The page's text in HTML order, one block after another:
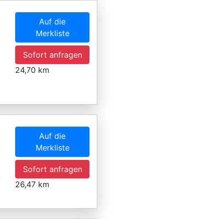
Auf die
Merkliste
Sofort anfragen
24,70 km
Auf die
Merkliste
Sofort anfragen
26,47 km